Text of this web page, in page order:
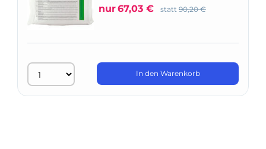
nur67,03 € statt 90,20 €
In den Warenkorb